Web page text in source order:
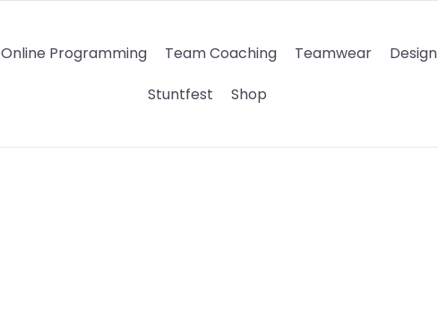
Online Programming Team Coaching Teamwear Design
Stuntfest
Shop